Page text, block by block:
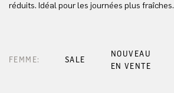
réduits. Idéal pour les journées plus fraîches.
FEMME: SALE
NOUVEAU
EN VENTE